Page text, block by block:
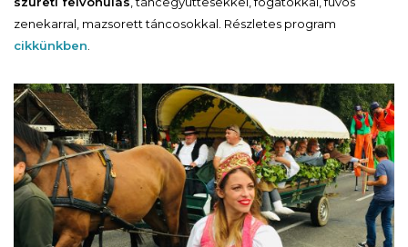
zenekarral, mazsorett táncosokkal. Részletes program
cikkünkben